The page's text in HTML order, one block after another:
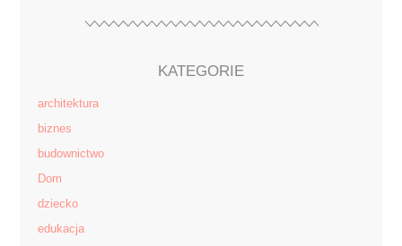
KATEGORIE
architektura
biznes
budownictwo
Dom
dziecko
edukacja